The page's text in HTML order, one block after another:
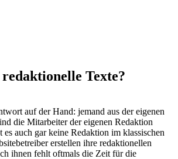
Texte?
auf der Hand: jemand aus der eigenen
die Mitarbeiter der eigenen Redaktion
auch gar keine Redaktion im klassischen
erstellen ihre redaktionellen
ihnen fehlt oftmals die Zeit für die